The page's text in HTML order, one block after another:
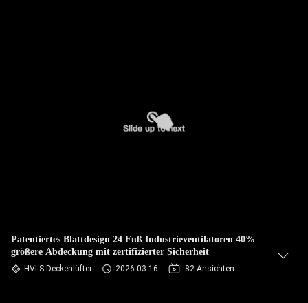
Patentiertes Blattdesign 24 Fuß Industrieventilatoren 40%
größere Abdeckung mit zertifizierter Sicherheit
HVLS-Deckenlüfter 2026-03-16 82 Ansichten